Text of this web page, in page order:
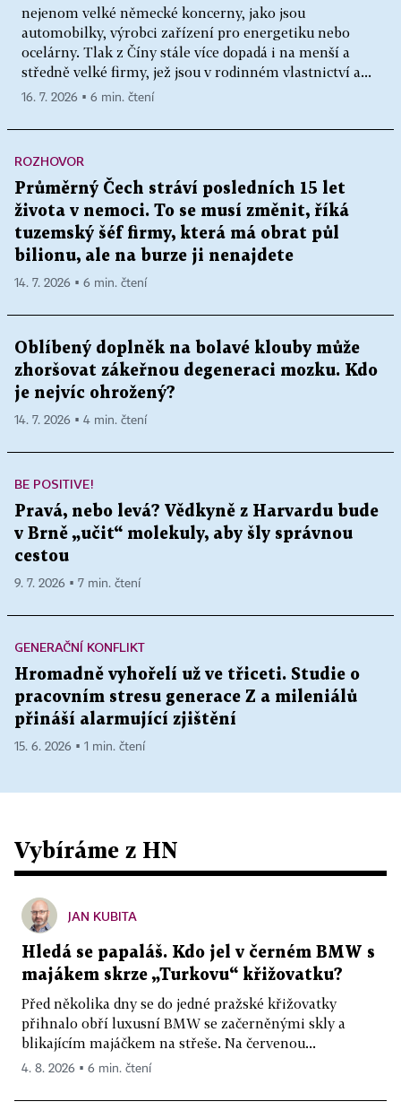
nejenom velké německé koncerny, jako jsou
automobilky, výrobci zařízení pro energetiku nebo
ocelárny. Tlak z Číny stále více dopadá i na menší a
středně velké firmy, jež jsou v rodinném vlastnictví a...
16. 7. 2026 ▪ 6 min. čtení
ROZHOVOR
Průměrný Čech stráví posledních 15 let
života v nemoci. To se musí změnit, říká
tuzemský šéf firmy, která má obrat půl
bilionu, ale na burze ji nenajdete
14. 7. 2026 ▪ 6 min. čtení
Oblíbený doplněk na bolavé klouby může
zhoršovat zákeřnou degeneraci mozku. Kdo
je nejvíc ohrožený?
14. 7. 2026 ▪ 4 min. čtení
BE POSITIVE!
Pravá, nebo levá? Vědkyně z Harvardu bude
v Brně „učit“ molekuly, aby šly správnou
cestou
9. 7. 2026 ▪ 7 min. čtení
GENERAČNÍ KONFLIKT
Hromadně vyhořelí už ve třiceti. Studie o
pracovním stresu generace Z a mileniálů
přináší alarmující zjištění
15. 6. 2026 ▪ 1 min. čtení
Vybíráme z HN
JAN KUBITA
Hledá se papaláš. Kdo jel v černém BMW s
majákem skrze „Turkovu“ křižovatku?
Před několika dny se do jedné pražské křižovatky
přihnalo obří luxusní BMW se začerněnými skly a
blikajícím majáčkem na střeše. Na červenou...
4. 8. 2026 ▪ 6 min. čtení